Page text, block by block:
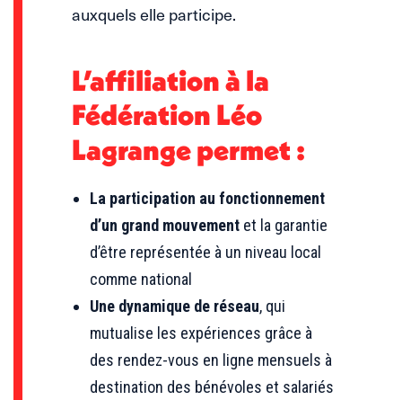
auxquels elle participe.
L’affiliation à la
Fédération Léo
Lagrange permet :
La participation au fonctionnement
d’un grand mouvement et la garantie
d’être représentée à un niveau local
comme national
Une dynamique de réseau, qui
mutualise les expériences grâce à
des rendez-vous en ligne mensuels à
destination des bénévoles et salariés